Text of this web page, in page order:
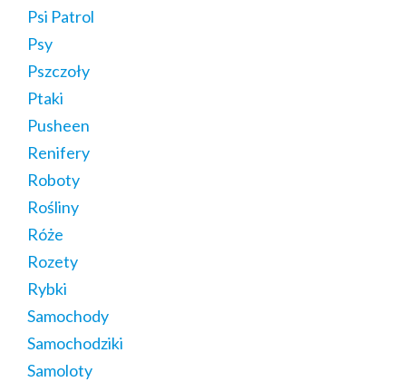
Psi Patrol
Psy
Pszczoły
Ptaki
Pusheen
Renifery
Roboty
Rośliny
Róże
Rozety
Rybki
Samochody
Samochodziki
Samoloty